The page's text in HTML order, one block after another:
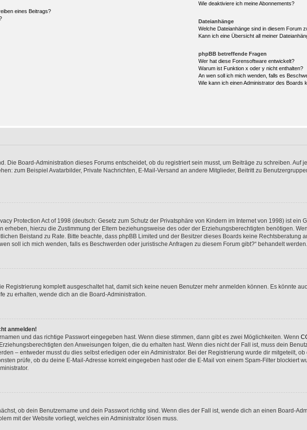
eines Beitrags?
Wie deaktiviere ich meine Abonnements?
Dateianhänge
Welche Dateianhänge sind in diesem Forum
Kann ich eine Übersicht all meiner
phpBB betreffende Fragen
Wer hat diese Forensoftware entwickelt?
Warum ist Funktion x oder y nicht enthalten?
An wen soll ich mich wenden, falls es
Wie kann ich einen Administrator des Boards
Die Board-Administration dieses Forums entscheidet, ob du registriert sein musst, um Beiträge zu schreiben. Auf
zum Beispiel Avatarbilder, Private Nachrichten, E-Mail-Versand an andere Mitglieder, Beitritt zu
Protection Act of 1998 (deutsch: Gesetz zum Schutz der Privatsphäre von Kindern im Internet von 1998) ist
erheben, hierzu die Zustimmung der Eltern beziehungsweise des oder der Erziehungsberechtigten benötigen.
Beistand zu Rate. Bitte beachte, dass phpBB Limited und der Besitzer dieses Boards keine
soll ich mich wenden, falls es Beschwerden oder juristische Anfragen zu diesem Forum gibt?“ behandelt werden.
Registrierung komplett ausgeschaltet hat, damit sich keine neuen Benutzer mehr anmelden können. Es könnte
zu erhalten, wende dich an die Board-Administration.
anmelden!
und das richtige Passwort eingegeben hast. Wenn diese stimmen, dann gibt es zwei Möglichkeiten. Wenn
den Anweisungen folgen, die du erhalten hast. Wenn dies nicht der Fall ist, muss dein
– entweder musst du dies selbst erledigen oder ein Administrator. Bei der Registrierung wurde dir mitgeteilt,
prüfe, ob du deine E-Mail-Adresse korrekt eingegeben hast oder die E-Mail von einem Spam-Filter blockiert
ob dein Benutzername und dein Passwort richtig sind. Wenn dies der Fall ist, wende dich an einen Board-
mit der Website vorliegt, welches ein Administrator lösen muss.